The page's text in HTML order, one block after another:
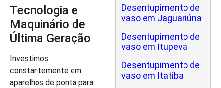
Tecnologia e
Maquinário de
Última Geração
Investimos
constantemente em
aparelhos de ponta para
Desentupimento de
vaso em Jaguariúna
Desentupimento de
vaso em Itupeva
Desentupimento de
vaso em Itatiba